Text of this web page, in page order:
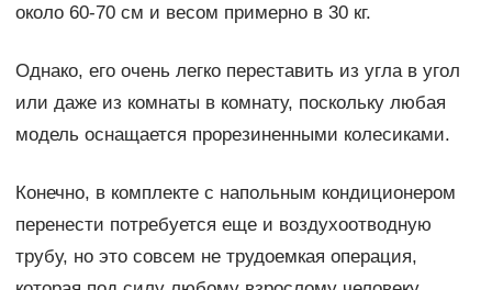
около 60-70 см и весом примерно в 30 кг.
Однако, его очень легко переставить из угла в угол
или даже из комнаты в комнату, поскольку любая
модель оснащается прорезиненными колесиками.
Конечно, в комплекте с напольным кондиционером
перенести потребуется еще и воздухоотводную
трубу, но это совсем не трудоемкая операция,